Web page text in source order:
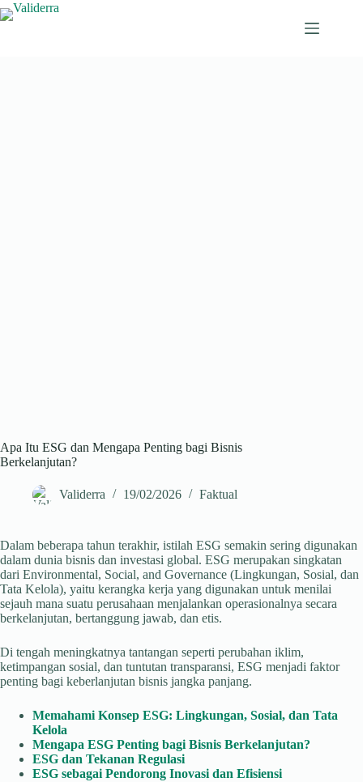
Apa Itu ESG dan Mengapa Penting bagi Bisnis
Berkelanjutan?
Validerra 19/02/2026 Faktual
Dalam beberapa tahun terakhir, istilah ESG semakin sering digunakan
dalam dunia bisnis dan investasi global. ESG merupakan singkatan
dari Environmental, Social, and Governance (Lingkungan, Sosial, dan
Tata Kelola), yaitu kerangka kerja yang digunakan untuk menilai
sejauh mana suatu perusahaan menjalankan operasionalnya secara
berkelanjutan, bertanggung jawab, dan etis.
Di tengah meningkatnya tantangan seperti perubahan iklim,
ketimpangan sosial, dan tuntutan transparansi, ESG menjadi faktor
penting bagi keberlanjutan bisnis jangka panjang.
Memahami Konsep ESG: Lingkungan, Sosial, dan Tata
Kelola
Mengapa ESG Penting bagi Bisnis Berkelanjutan?
ESG dan Tekanan Regulasi
ESG sebagai Pendorong Inovasi dan Efisiensi